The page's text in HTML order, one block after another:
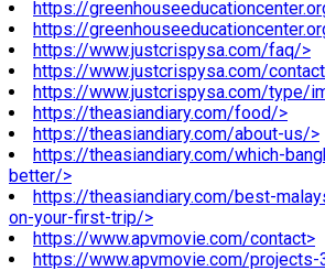
https://
https://
https://www.justcrispysa.com/faq/>
https://www.justcrispysa.com/
https://www.justcrispysa.com/type/
https://theasiandiary.com/food/>
https://theasiandiary.com/about-us/>
https://theasiandiary.com/which-
better/>
https://theasiandiary.com/best-
on-your-first-trip/>
https://www.apvmovie.com/contact>
https://www.apvmovie.com/projects-